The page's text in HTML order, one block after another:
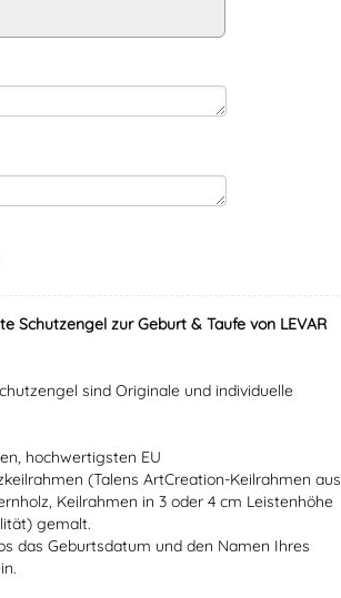
Schutzengel zur Geburt & Taufe von LEVAR
sind Originale und individuelle
hochwertigsten EU
(Talens ArtCreation-Keilrahmen aus
Keilrahmen in 3 oder 4 cm Leistenhöhe
gemalt.
das Geburtsdatum und den Namen Ihres